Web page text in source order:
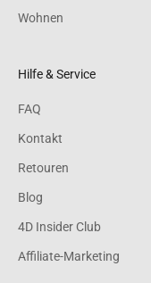
Wohnen
Hilfe & Service
FAQ
Kontakt
Retouren
Blog
4D Insider Club
Affiliate-Marketing